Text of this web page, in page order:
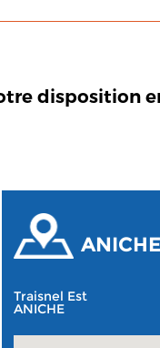
disposition
Traisnel Est
ANICHE